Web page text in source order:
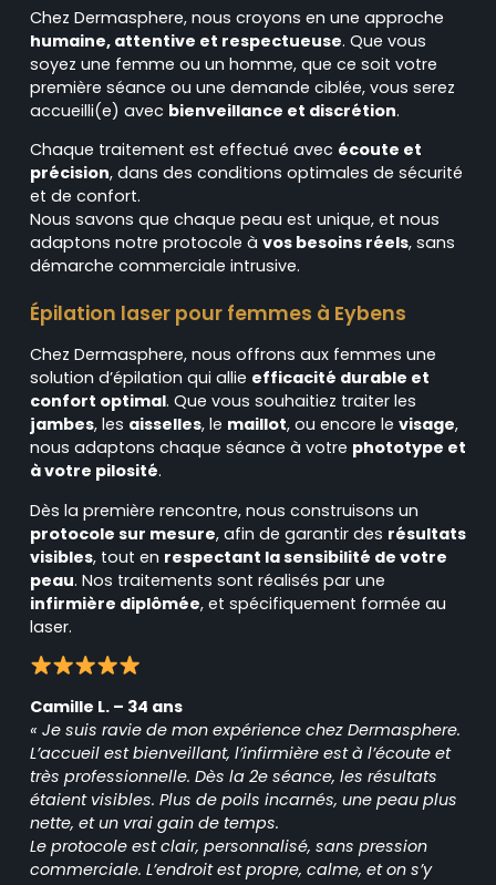
Chez Dermasphere, nous croyons en une approche
humaine, attentive et respectueuse. Que vous
soyez une femme ou un homme, que ce soit votre
première séance ou une demande ciblée, vous serez
accueilli(e) avec bienveillance et discrétion.
Chaque traitement est effectué avec écoute et
précision, dans des conditions optimales de sécurité
et de confort.
Nous savons que chaque peau est unique, et nous
adaptons notre protocole à vos besoins réels, sans
démarche commerciale intrusive.
Épilation laser pour femmes à Eybens
Chez Dermasphere, nous offrons aux femmes une
solution d’épilation qui allie efficacité durable et
confort optimal. Que vous souhaitiez traiter les
jambes, les aisselles, le maillot, ou encore le visage,
nous adaptons chaque séance à votre phototype et
à votre pilosité.
Dès la première rencontre, nous construisons un
protocole sur mesure, afin de garantir des résultats
visibles, tout en respectant la sensibilité de votre
peau. Nos traitements sont réalisés par une
infirmière diplômée, et spécifiquement formée au
laser.
Camille L. – 34 ans
« Je suis ravie de mon expérience chez Dermasphere.
L’accueil est bienveillant, l’infirmière est à l’écoute et
très professionnelle. Dès la 2e séance, les résultats
étaient visibles. Plus de poils incarnés, une peau plus
nette, et un vrai gain de temps.
Le protocole est clair, personnalisé, sans pression
commerciale. L’endroit est propre, calme, et on s’y